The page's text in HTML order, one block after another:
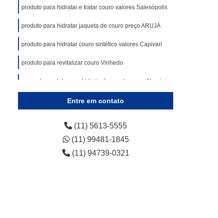
Impermeabilizante para Sofás e Cadeiras
Impermeabilizante de Tapete de Sisal
Impermeabilizante de Tapetes Minas Gerais
Impermeabilizante para Tapetes
Impermeabilizante de Cadeiras
Impermeabilizante de Cadeiras Estofadas
produto para hidratar e tratar couro valores Salesópolis
produto para hidratar jaqueta de couro preço ARUJÁ
produto para hidratar couro sintético valores Capivari
produto para revitalizar couro Vinhedo
preço de produto para hidratar banco de couro Alumínio
Entre em contato
(11) 5613-5555
(11) 99481-1845
(11) 94739-0321